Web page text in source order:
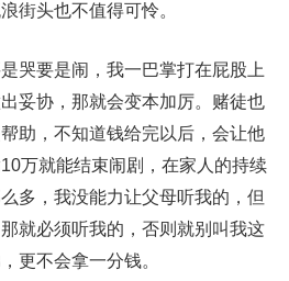
街头也不值得可怜。
哭要是闹，我一巴掌打在屁股上
妥协，那就会变本加厉。赌徒也
助，不知道钱给完以后，会让他
万就能结束闹剧，在家人的持续
多，我没能力让父母听我的，但
就必须听我的，否则就别叫我这
更不会拿一分钱。